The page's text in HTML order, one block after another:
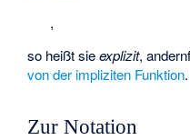
,
so heißt sieexplizit,
von der impliziten Funktion.
Zur Notation